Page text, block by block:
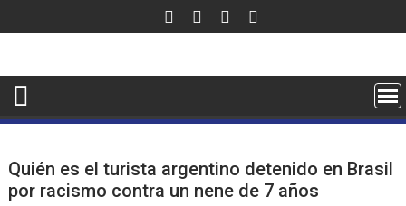
al
Quién es el turista argentino detenido en Brasil
por racismo contra un nene de 7 años